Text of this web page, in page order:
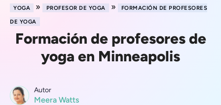
YOGA » PROFESOR DE YOGA »
FORMACIÓN DE PROFESORES
DE YOGA
Formación de profesores de
yoga en Minneapolis
Autor
Meera Watts